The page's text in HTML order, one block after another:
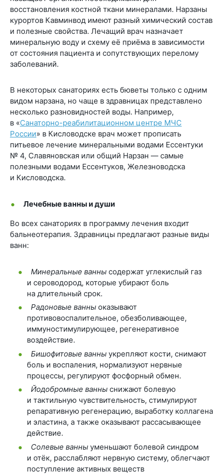
восстановления костной ткани минералами. Нарзаны
курортов Кавминвод имеют разный химический состав
и полезные свойства. Лечащий врач назначает
минеральную воду и схему её приёма в зависимости
от состояния пациента и сопутствующих перелому
заболеваний.
В некоторых санаториях есть бюветы только с одним
видом нарзана, но чаще в здравницах представлено
несколько разновидностей воды. Например,
в «Санаторно-реабилитационном центре МЧС
России» в Кисловодске врач может прописать
питьевое лечение минеральными водами Ессентуки
№ 4, Славяновская или общий Нарзан — самые
полезными водами Ессентуков, Железноводска
и Кисловодска.
Лечебные ванны и души
Во всех санаториях в программу лечения входит
бальнеотерапия. Здравницы предлагают разные виды
ванн:
Минеральные ванны содержат углекислый газ
и сероводород, которые убирают боль
на длительный срок.
Радоновые ванны оказывают
противовоспалительное, обезболивающее,
иммуностимулирующее, регенеративное
воздействие.
Бишофитовые ванны укрепляют кости, снимают
боль и воспаления, нормализуют нервные
процессы, регулируют фосфорный обмен.
Йодобромные ванны снижают болевую
и тактильную чувствительность, стимулируют
репаративную регенерацию, выработку коллагена
и эластина, а также оказывают рассасывающее
действие.
Солевые ванны уменьшают болевой синдром
и отёк, расслабляют нервную систему, облегчают
поступление активных веществ